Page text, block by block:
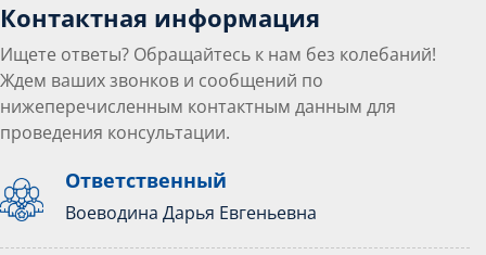
Контактная информация
Ищете ответы? Обращайтесь к нам без колебаний!
Ждем ваших звонков и сообщений по
нижеперечисленным контактным данным для
проведения консультации.
Ответственный
Воеводина Дарья Евгеньевна